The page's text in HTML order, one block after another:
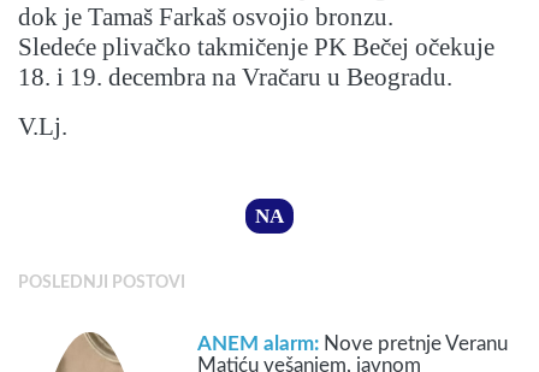
dok je Tamaš Farkaš osvojio bronzu.
Sledeće plivačko takmičenje PK Bečej očekuje
18. i 19. decembra na Vračaru u Beogradu.
V.Lj.
NA
POSLEDNJI POSTOVI
ANEM alarm: Nove pretnje Veranu
Matiću vešanjem, javnom